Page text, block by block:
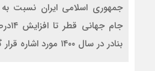
جمهوری اسلامی ایران نسبت
جام
بنادر در سال ۱۴۰۰ مورد اشاره قرار گرفت.